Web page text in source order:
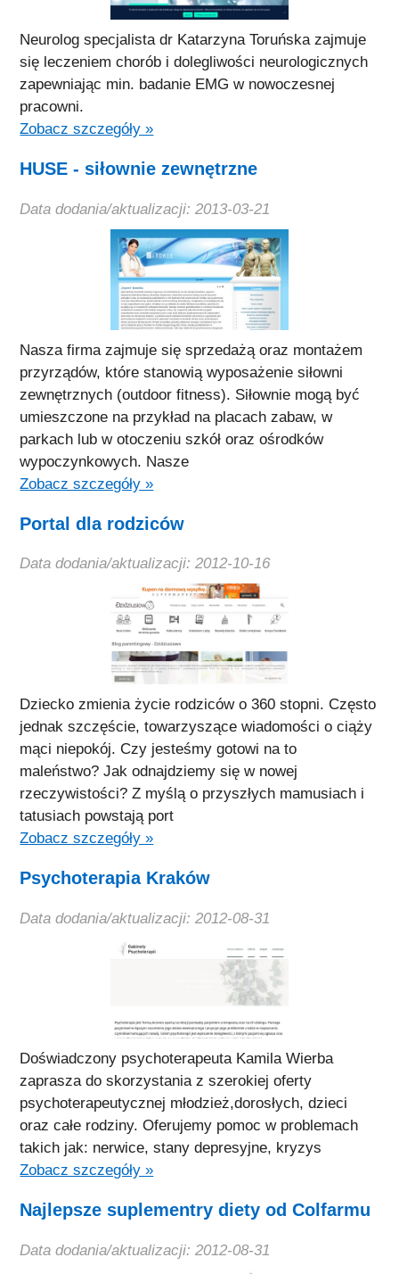
Neurolog specjalista dr Katarzyna Toruńska zajmuje
się leczeniem chorób i dolegliwości neurologicznych
zapewniając min. badanie EMG w nowoczesnej
pracowni.
Zobacz szczegóły »
HUSE - siłownie zewnętrzne
Data dodania/aktualizacji: 2013-03-21
Nasza firma zajmuje się sprzedażą oraz montażem
przyrządów, które stanowią wyposażenie siłowni
zewnętrznych (outdoor fitness). Siłownie mogą być
umieszczone na przykład na placach zabaw, w
parkach lub w otoczeniu szkół oraz ośrodków
wypoczynkowych. Nasze
Zobacz szczegóły »
Portal dla rodziców
Data dodania/aktualizacji: 2012-10-16
Dziecko zmienia życie rodziców o 360 stopni. Często
jednak szczęście, towarzyszące wiadomości o ciąży
mąci niepokój. Czy jesteśmy gotowi na to
maleństwo? Jak odnajdziemy się w nowej
rzeczywistości? Z myślą o przyszłych mamusiach i
tatusiach powstają port
Zobacz szczegóły »
Psychoterapia Kraków
Data dodania/aktualizacji: 2012-08-31
Doświadczony psychoterapeuta Kamila Wierba
zaprasza do skorzystania z szerokiej oferty
psychoterapeutycznej młodzież,dorosłych, dzieci
oraz całe rodziny. Oferujemy pomoc w problemach
takich jak: nerwice, stany depresyjne, kryzys
Zobacz szczegóły »
Najlepsze suplementry diety od Colfarmu
Data dodania/aktualizacji: 2012-08-31